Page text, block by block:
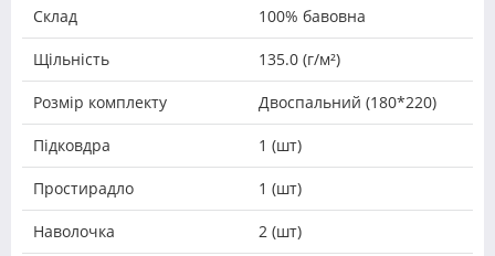
Склад 100% бавовна
Щільність 135.0 (г/м²)
Розмір комплекту Двоспальний (180*220)
Підковдра 1 (шт)
Простирадло 1 (шт)
Наволочка 2 (шт)